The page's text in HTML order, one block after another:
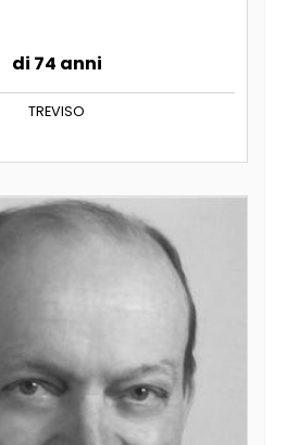
di 74 anni
TREVISO